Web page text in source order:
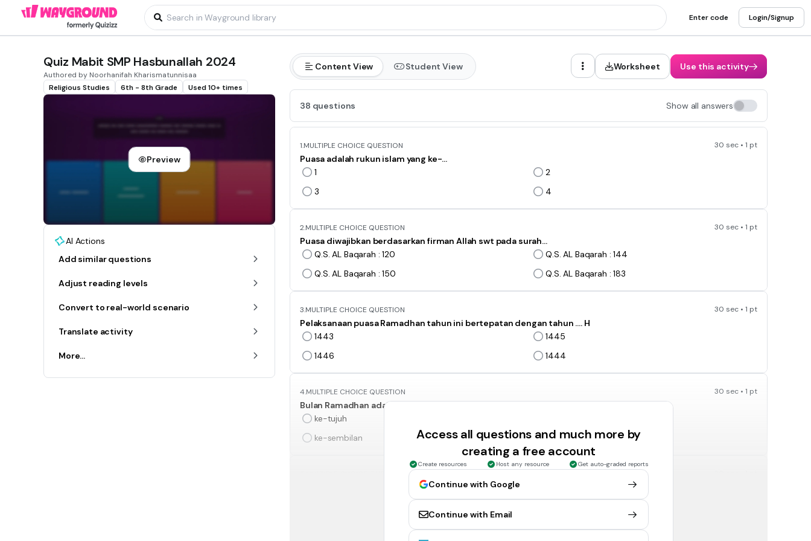
Enter code Login/Signup
Quiz Mabit SMP Hasbunallah 2024
Authored by Noorhanifah Kharismatunnisaa
Religious Studies
6th - 8th Grade Used 10+ times
Preview
AI Actions
Add similar questions
Adjust reading levels
Convert to real-world scenario
Translate activity
More...
Content View Student View Worksheet Use this activity
38 questions Show all answers
1.MULTIPLE CHOICE QUESTION 30 sec • 1 pt
Puasa adalah rukun islam yang ke-...
1
2
3
4
2.MULTIPLE CHOICE QUESTION 30 sec • 1 pt
Puasa diwajibkan berdasarkan firman Allah swt pada surah...
Q.S. AL Baqarah : 120
Q.S. AL Baqarah : 144
Q.S. AL Baqarah : 150
Q.S. AL Baqarah : 183
3.MULTIPLE CHOICE QUESTION 30 sec • 1 pt
Pelaksanaan puasa Ramadhan tahun ini bertepatan dengan tahun …. H
1443
1445
1446
1444
4.MULTIPLE CHOICE QUESTION 30 sec • 1 pt
Bulan Ramadhan adalah bulan ke.... dari tahun Hijriyah
ke-tujuh
ke-sembilan
ke-sepuluh
Kegiatan berdiam diri di dalam masjid untuk beribadah semalam penuh dinamakan
Access all questions and much more by
creating a free account
Create resources Host any resource Get auto-graded reports
Continue with Google
Continue with Email